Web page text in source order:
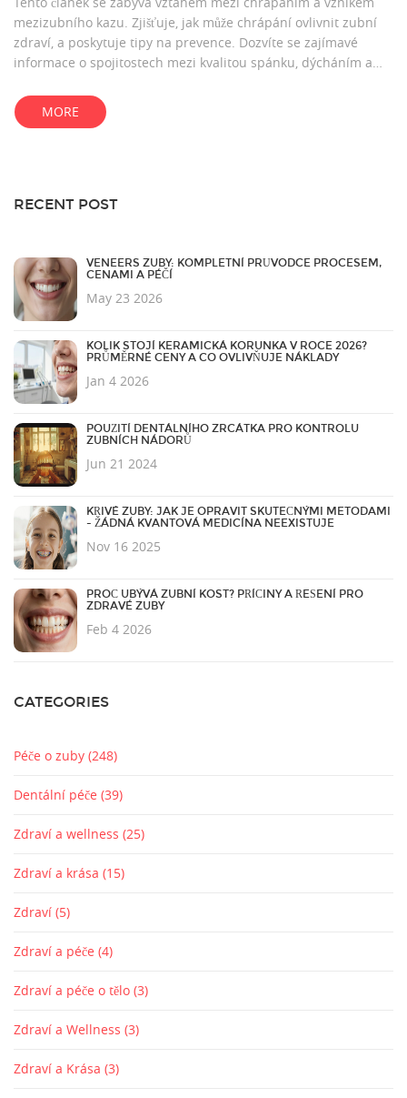
mezizubního kazu. Zjišťuje, jak může chrápání ovlivnit zubní
zdraví, a poskytuje tipy na prevence. Dozvíte se zajímavé
informace o spojitostech mezi kvalitou spánku, dýcháním a
MORE
RECENT POST
VENEERS ZUBY: KOMPLETNÍ PRŮVODCE PROCESEM,
CENAMI A PÉČÍ
May 23 2026
KOLIK STOJÍ KERAMICKÁ KORUNKA V ROCE 2026?
PRŮMĚRNÉ CENY A CO OVLIVŇUJE NÁKLADY
Jan 4 2026
POUŽITÍ DENTÁLNÍHO ZRCÁTKA PRO KONTROLU
ZUBNÍCH NÁDORŮ
Jun 21 2024
KŘIVÉ ZUBY: JAK JE OPRAVIT SKUTEČNÝMI METODAMI
- ŽÁDNÁ KVANTOVÁ MEDICÍNA NEEXISTUJE
Nov 16 2025
PROČ UBÝVÁ ZUBNÍ KOST? PŘÍČINY A ŘEŠENÍ PRO
ZDRAVÉ ZUBY
Feb 4 2026
CATEGORIES
Péče o zuby (248)
Dentální péče (39)
Zdraví a wellness (25)
Zdraví a krása (15)
Zdraví (5)
Zdraví a péče (4)
Zdraví a péče o tělo (3)
Zdraví a Wellness (3)
Zdraví a Krása (3)